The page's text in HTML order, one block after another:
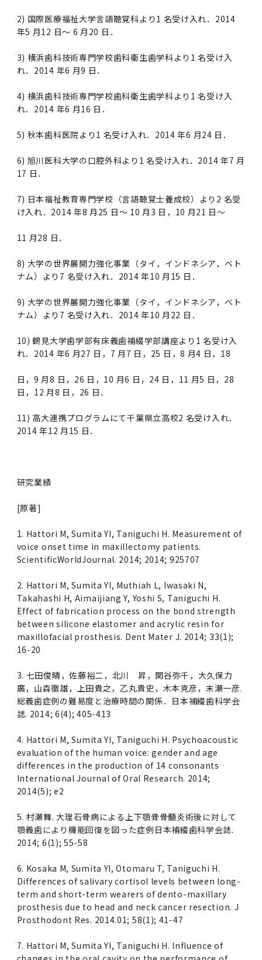
2) 国際医療福祉大学言語聴覚科より1 名受け入れ．2014
年5 月12 日～ 6 月20 日．
3) 横浜歯科技術専門学校歯科衛生歯学科より1 名受け入
れ．2014 年6 月9 日．
4) 横浜歯科技術専門学校歯科衛生歯学科より1 名受け入
れ．2014 年6 月16 日．
5) 秋本歯科医院より1 名受け入れ．2014 年6 月24 日．
6) 旭川医科大学の口腔外科より1 名受け入れ．2014 年7 月
17 日．
7) 日本福祉教育専門学校（言語聴覚士養成校）より2 名受
け入れ．2014 年8 月25 日～ 10 月3 日，10 月21 日～
11 月28 日．
8) 大学の世界展開力強化事業（タイ，インドネシア，ベト
ナム）より7 名受け入れ．2014 年10 月15 日．
9) 大学の世界展開力強化事業（タイ，インドネシア，ベト
ナム）より7 名受け入れ．2014 年10 月22 日．
10) 鶴見大学歯学部有床義歯補綴学部講座より1 名受け入
れ．2014 年6 月27 日，7 月7 日，25 日，8 月4 日，18
日，9 月8 日，26 日，10 月6 日，24 日，11 月5 日，28
日，12 月8 日，26 日．
11) 高大連携プログラムにて千葉県立高校2 名受け入れ．
2014 年12 月15 日．
研究業績
[原著]
1. Hattori M, Sumita YI, Taniguchi H. Measurement of
voice onset time in maxillectomy patients.
ScientificWorldJournal. 2014; 2014; 925707
2. Hattori M, Sumita YI, Muthiah L, Iwasaki N,
Takahashi H, Aimaijiang Y, Yoshi S, Taniguchi H.
Effect of fabrication process on the bond strength
between silicone elastomer and acrylic resin for
maxillofacial prosthesis. Dent Mater J. 2014; 33(1);
16-20
3. 七田俊晴，佐藤裕二，北川 昇，関谷弥千，大久保力
廣，山森徹雄，上田貴之，乙丸貴史，木本克彦，末瀬一彦.
総義歯症例の難易度と治療時間の関係．日本補綴歯科学会
誌. 2014; 6(4); 405-413
4. Hattori M, Sumita YI, Taniguchi H. Psychoacoustic
evaluation of the human voice: gender and age
differences in the production of 14 consonants
International Journal of Oral Research. 2014;
2014(5); e2
5. 村瀬舞. 大理石骨病による上下顎骨骨髄炎術後に対して
顎義歯により機能回復を図った症例日本補綴歯科学会誌.
2014; 6(1); 55-58
6. Kosaka M, Sumita YI, Otomaru T, Taniguchi H.
Differences of salivary cortisol levels between long-
term and short-term wearers of dento-maxillary
prosthesis due to head and neck cancer resection. J
Prosthodont Res. 2014.01; 58(1); 41-47
7. Hattori M, Sumita YI, Taniguchi H. Influence of